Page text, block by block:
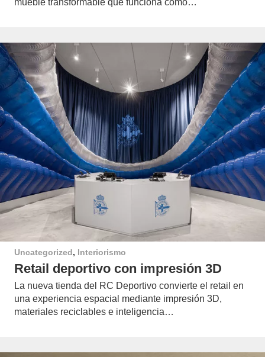
Uncategorized, Interiorismo
Retail deportivo con impresión 3D
La nueva tienda del RC Deportivo convierte el retail en
una experiencia espacial mediante impresión 3D,
materiales reciclables e inteligencia…